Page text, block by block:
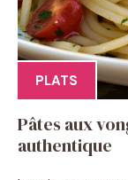
PLATS
Pâtes aux
authentique